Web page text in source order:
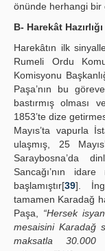
önünde herhangi bir
B- Harekât Hazırlığı
Harekâtın ilk
Rumeli Ordu
Komisyonu
Paşa’nın bu
bastırmış olması
1853’te dize
Mayıs’ta vapurla
ulaşmış, 25
Saraybosna’da
Sancağı’nın
başlamıştır[39].
tamamen Karadağ
Paşa, “Hersek
mesaisini Karadağ
maksatla